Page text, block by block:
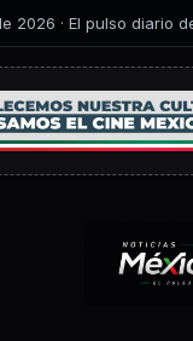
2026 · El pulso diario